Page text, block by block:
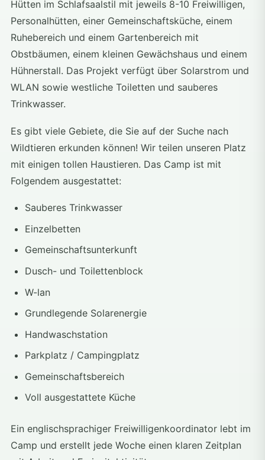
Hütten im Schlafsaalstil mit jeweils 8-10 Freiwilligen,
Personalhütten, einer Gemeinschaftsküche, einem
Ruhebereich und einem Gartenbereich mit
Obstbäumen, einem kleinen Gewächshaus und einem
Hühnerstall. Das Projekt verfügt über Solarstrom und
WLAN sowie westliche Toiletten und sauberes
Trinkwasser.
Es gibt viele Gebiete, die Sie auf der Suche nach
Wildtieren erkunden können! Wir teilen unseren Platz
mit einigen tollen Haustieren. Das Camp ist mit
Folgendem ausgestattet:
Sauberes Trinkwasser
Einzelbetten
Gemeinschaftsunterkunft
Dusch- und Toilettenblock
W-lan
Grundlegende Solarenergie
Handwaschstation
Parkplatz / Campingplatz
Gemeinschaftsbereich
Voll ausgestattete Küche
Ein englischsprachiger Freiwilligenkoordinator lebt im
Camp und erstellt jede Woche einen klaren Zeitplan